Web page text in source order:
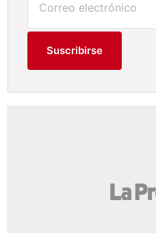
Suscribirse